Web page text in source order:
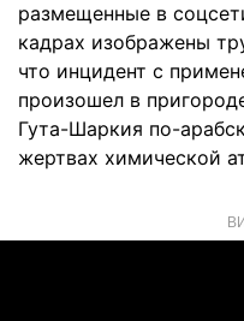
размещенные в
кадрах изображены
что инцидент с
произошел в
Гута-Шаркия по-
жертвах химической